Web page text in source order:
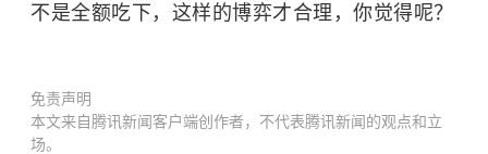
不是全额吃下，这样的博弈才合理，你觉得呢？
免责声明
本文来自腾讯新闻客户端创作者，不代表腾讯新闻的观点和立
场。